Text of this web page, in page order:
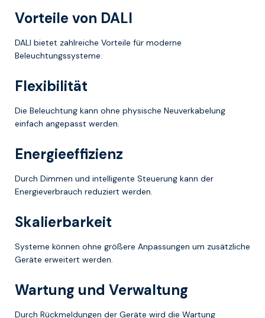
Vorteile von DALI
DALI bietet zahlreiche Vorteile für moderne
Beleuchtungssysteme.
Flexibilität
Die Beleuchtung kann ohne physische Neuverkabelung
einfach angepasst werden.
Energieeffizienz
Durch Dimmen und intelligente Steuerung kann der
Energieverbrauch reduziert werden.
Skalierbarkeit
Systeme können ohne größere Anpassungen um zusätzliche
Geräte erweitert werden.
Wartung und Verwaltung
Durch Rückmeldungen der Geräte wird die Wartung